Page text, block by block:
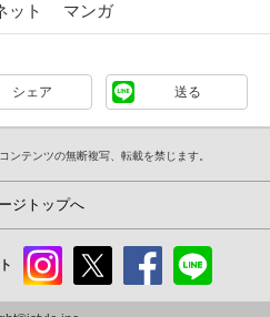
ット マンガ
シェア 送る
ンテンツの無断複写、転載を禁じます。
ジトップへ